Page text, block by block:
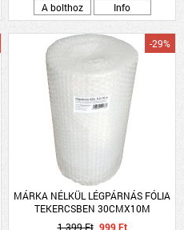
A bolthoz
Info
MÁRKA NÉLKÜL LÉGPÁRNÁS FÓLIA
TEKERCSBEN 30CMX10M
-29%
1 399 Ft 999 Ft